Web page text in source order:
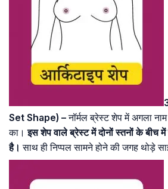
Set Shape) –नॉर्मल ब्रेस्ट शेप में अगला
का।इस शेप वाले ब्रेस्ट में दोनों स्तनों के बीच में
है। साथ ही निप्पल सामने होने की जगह थोड़े